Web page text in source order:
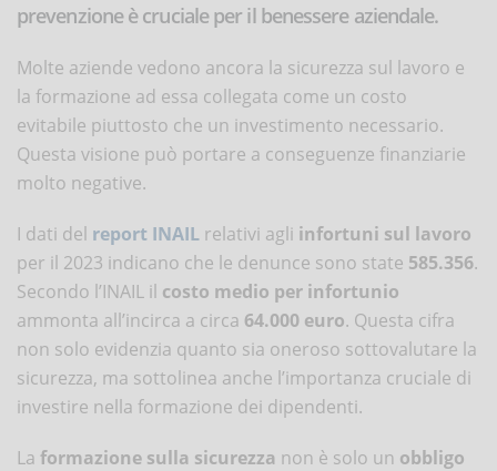
prevenzione è cruciale per il benessere aziendale.
Molte aziende vedono ancora la sicurezza sul lavoro e
la formazione ad essa collegata come un costo
evitabile piuttosto che un investimento necessario.
Questa visione può portare a conseguenze finanziarie
molto negative.
I dati del report INAIL relativi agli infortuni sul lavoro
per il 2023 indicano che le denunce sono state 585.356.
Secondo l’INAIL il costo medio per infortunio
ammonta all’incirca a circa 64.000 euro. Questa cifra
non solo evidenzia quanto sia oneroso sottovalutare la
sicurezza, ma sottolinea anche l’importanza cruciale di
investire nella formazione dei dipendenti.
La formazione sulla sicurezza non è solo un obbligo